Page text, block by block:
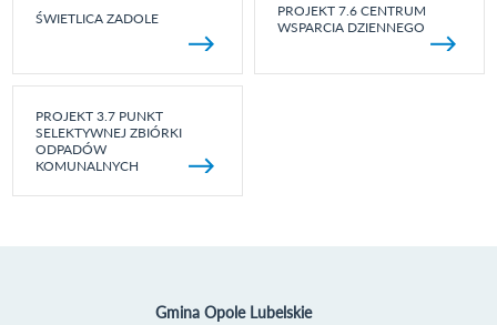
ŚWIETLICA ZADOLE
PROJEKT 7.6 CENTRUM
WSPARCIA DZIENNEGO
PROJEKT 3.7 PUNKT
SELEKTYWNEJ ZBIÓRKI
ODPADÓW
KOMUNALNYCH
Gmina Opole Lubelskie